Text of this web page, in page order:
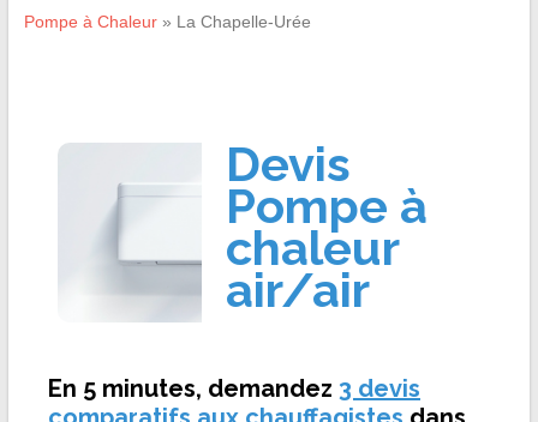
Pompe à Chaleur» La Chapelle-Urée